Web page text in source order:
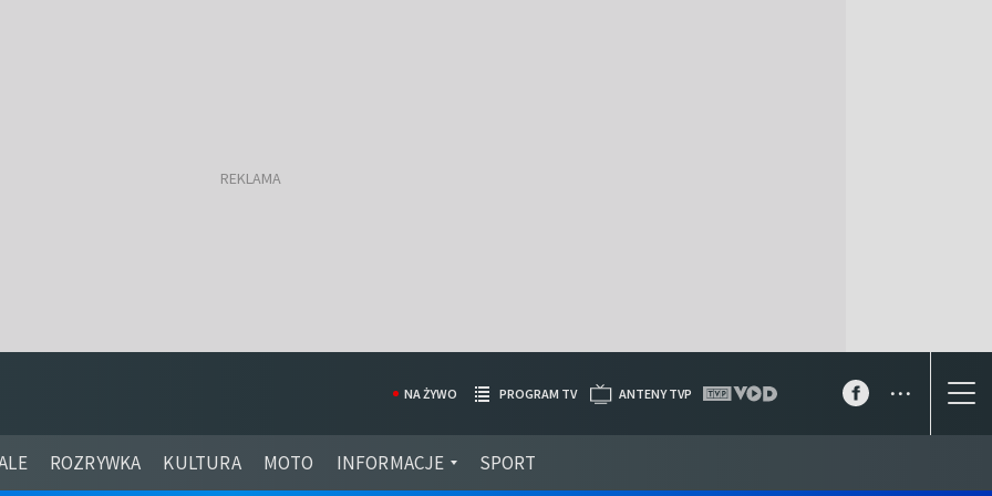
ROZRYWKA KULTURA MOTO INFORMACJE SPORT
NA ŻYWO PROGRAM TV ANTENY TVP ...